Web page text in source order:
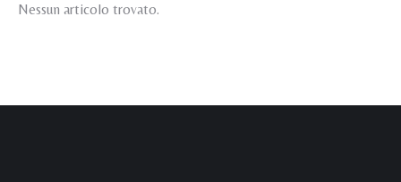
Nessun articolo trovato.